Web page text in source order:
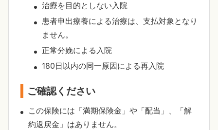
治療を目的としない入院
患者申出療養による治療は、支払対象となり
ません。
正常分娩による入院
180日以内の同一原因による再入院
ご確認ください
この保険には「満期保険金」や「配当」、「解
約返戻金」はありません。